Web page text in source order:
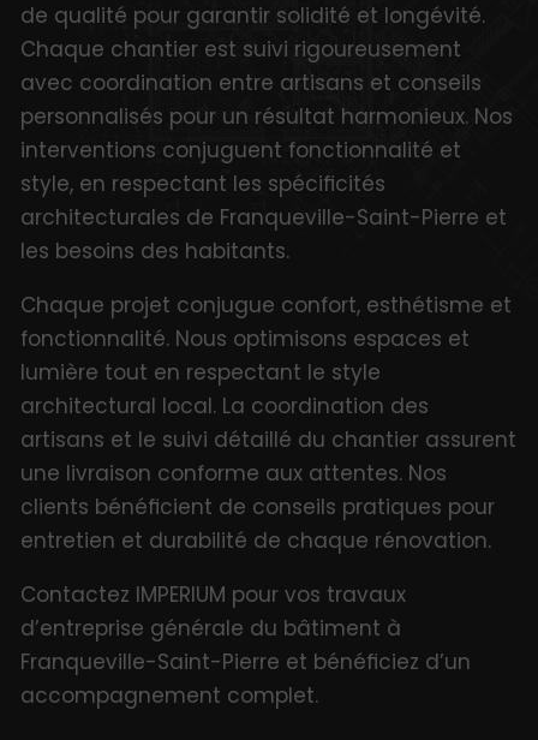
de qualité pour garantir solidité et longévité.
Chaque chantier est suivi rigoureusement
avec coordination entre artisans et conseils
personnalisés pour un résultat harmonieux. Nos
interventions conjuguent fonctionnalité et
style, en respectant les spécificités
architecturales de Franqueville-Saint-Pierre et
les besoins des habitants.
Chaque projet conjugue confort, esthétisme et
fonctionnalité. Nous optimisons espaces et
lumière tout en respectant le style
architectural local. La coordination des
artisans et le suivi détaillé du chantier assurent
une livraison conforme aux attentes. Nos
clients bénéficient de conseils pratiques pour
entretien et durabilité de chaque rénovation.
Contactez IMPERIUM pour vos travaux
d’entreprise générale du bâtiment à
Franqueville-Saint-Pierre et bénéficiez d’un
accompagnement complet.